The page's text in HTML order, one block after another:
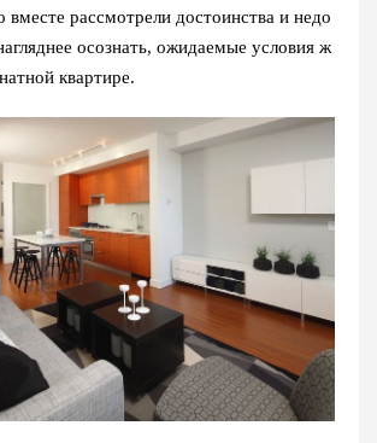
рассмотрели достоинства и недо
осознать, ожидаемые условия ж
квартире.